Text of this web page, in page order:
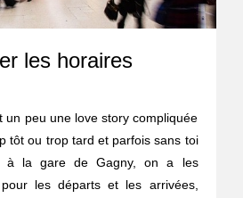
les horaires
un peu une love story compliquée
tôt ou trop tard et parfois sans toi
à la gare de Gagny, on a les
les départs et les arrivées,